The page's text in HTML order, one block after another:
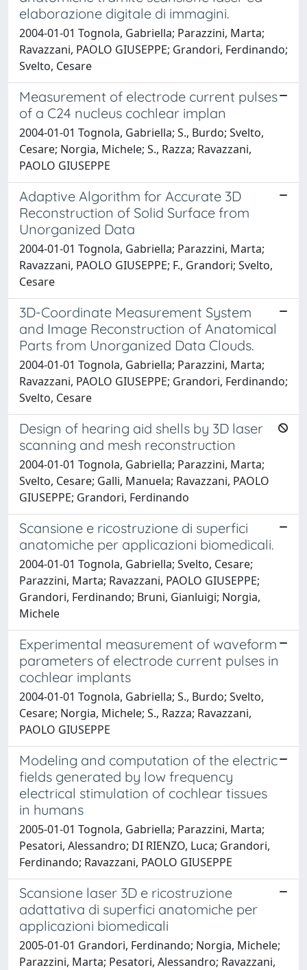
elaborazione digitale di immagini.
2004-01-01 Tognola, Gabriella; Parazzini, Marta;
Ravazzani, PAOLO GIUSEPPE; Grandori, Ferdinando;
Svelto, Cesare
Measurement of electrode current pulses
of a C24 nucleus cochlear implan
2004-01-01 Tognola, Gabriella; S., Burdo; Svelto,
Cesare; Norgia, Michele; S., Razza; Ravazzani,
PAOLO GIUSEPPE
Adaptive Algorithm for Accurate 3D
Reconstruction of Solid Surface from
Unorganized Data
2004-01-01 Tognola, Gabriella; Parazzini, Marta;
Ravazzani, PAOLO GIUSEPPE; F., Grandori; Svelto,
Cesare
3D-Coordinate Measurement System
and Image Reconstruction of Anatomical
Parts from Unorganized Data Clouds.
2004-01-01 Tognola, Gabriella; Parazzini, Marta;
Ravazzani, PAOLO GIUSEPPE; Grandori, Ferdinando;
Svelto, Cesare
Design of hearing aid shells by 3D laser
scanning and mesh reconstruction
2004-01-01 Tognola, Gabriella; Parazzini, Marta;
Svelto, Cesare; Galli, Manuela; Ravazzani, PAOLO
GIUSEPPE; Grandori, Ferdinando
Scansione e ricostruzione di superfici
anatomiche per applicazioni biomedicali.
2004-01-01 Tognola, Gabriella; Svelto, Cesare;
Parazzini, Marta; Ravazzani, PAOLO GIUSEPPE;
Grandori, Ferdinando; Bruni, Gianluigi; Norgia,
Michele
Experimental measurement of waveform
parameters of electrode current pulses in
cochlear implants
2004-01-01 Tognola, Gabriella; S., Burdo; Svelto,
Cesare; Norgia, Michele; S., Razza; Ravazzani,
PAOLO GIUSEPPE
Modeling and computation of the electric
fields generated by low frequency
electrical stimulation of cochlear tissues
in humans
2005-01-01 Tognola, Gabriella; Parazzini, Marta;
Pesatori, Alessandro; DI RIENZO, Luca; Grandori,
Ferdinando; Ravazzani, PAOLO GIUSEPPE
Scansione laser 3D e ricostruzione
adattativa di superfici anatomiche per
applicazioni biomedicali
2005-01-01 Grandori, Ferdinando; Norgia, Michele;
Parazzini, Marta; Pesatori, Alessandro; Ravazzani,